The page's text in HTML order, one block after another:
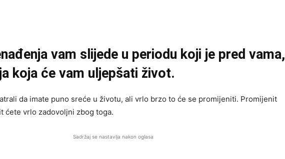
vam slijede u periodu koji je pred vama,
koja će vam uljepšati život.
da imate puno sreće u životu, ali vrlo brzo to će se promijeniti. Promijenit
ćete vrlo zadovoljni zbog toga.
Sadržaj se nastavlja nakon oglasa